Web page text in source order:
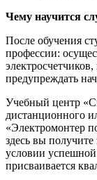
Чему научится
После обучения
профессии:
предупреждать
Учебный центр
дистанционного
«Электромонтер
здесь вы
условии
присваивается